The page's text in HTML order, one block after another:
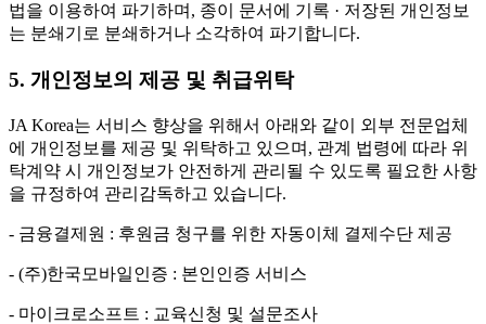
법을 이용하여 파기하며, 종이 문서에 기록 · 저장된 개인정보
는 분쇄기로 분쇄하거나 소각하여 파기합니다.
5. 개인정보의 제공 및 취급위탁
JA Korea는 서비스 향상을 위해서 아래와 같이 외부 전문업체
에 개인정보를 제공 및 위탁하고 있으며, 관계 법령에 따라 위
탁계약 시 개인정보가 안전하게 관리될 수 있도록 필요한 사항
을 규정하여 관리감독하고 있습니다.
- 금융결제원 : 후원금 청구를 위한 자동이체 결제수단 제공
- (주)한국모바일인증 : 본인인증 서비스
- 마이크로소프트 : 교육신청 및 설문조사